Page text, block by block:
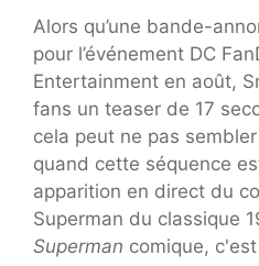
Alors qu’une bande-
pour l’événement DC
Entertainment en août,
fans un teaser de 17
cela peut ne pas
quand cette séquence
apparition en direct du
Superman du classique
Superman comique,